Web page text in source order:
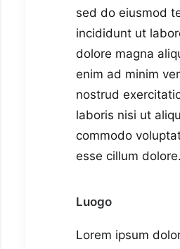
sed do eiusmod
incididunt ut
dolore magna
enim ad minim
nostrud
laboris nisi ut
commodo
esse cillum dolore.
Luogo
Lorem ipsum